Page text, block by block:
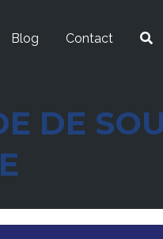
Blog Contact
DE